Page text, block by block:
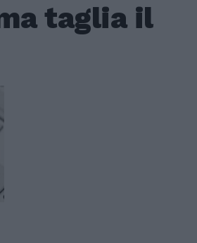
taglia il